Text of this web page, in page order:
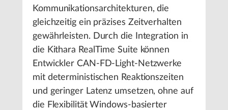
Kommunikationsarchitekturen, die
gleichzeitig ein präzises Zeitverhalten
gewährleisten. Durch die Integration in
die Kithara RealTime Suite können
Entwickler CAN-FD-Light-Netzwerke
mit deterministischen Reaktionszeiten
und geringer Latenz umsetzen, ohne auf
die Flexibilität Windows-basierter